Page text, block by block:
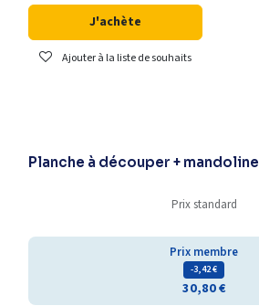
J'achète
Ajouter à la liste de souhaits
Planche à découper + mandoline
Prix standard
Prix membre
- 3,42€
30,80€